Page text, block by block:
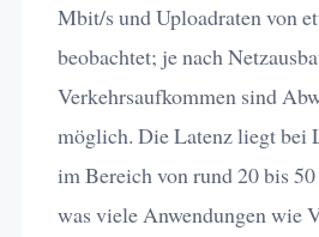
Mbit/s und Uploadraten von
beobachtet; je nach
Verkehrsaufkommen sind
möglich. Die Latenz liegt bei
im Bereich von rund 20 bis
was viele Anwendungen wie